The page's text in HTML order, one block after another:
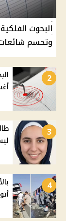
البحوث
وتحسم
2
3
4